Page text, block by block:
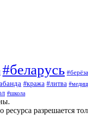
#беларусь #берёза
#кража #литва
#школа
разрешается